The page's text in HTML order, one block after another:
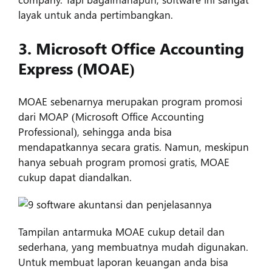
layak untuk anda pertimbangkan.
3. Microsoft Office Accounting
Express (MOAE)
MOAE sebenarnya merupakan program promosi
dari MOAP (Microsoft Office Accounting
Professional), sehingga anda bisa
mendapatkannya secara gratis. Namun, meskipun
hanya sebuah program promosi gratis, MOAE
cukup dapat diandalkan.
Tampilan antarmuka MOAE cukup detail dan
sederhana, yang membuatnya mudah digunakan.
Untuk membuat laporan keuangan anda bisa